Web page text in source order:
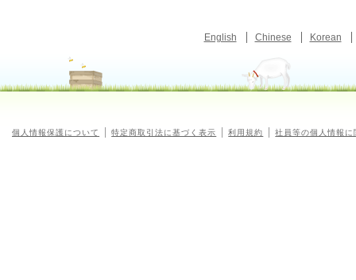
English Chinese Korean
個人情報保護について 特定商取引法に基づく表示 利用規約 社員等の個人情報